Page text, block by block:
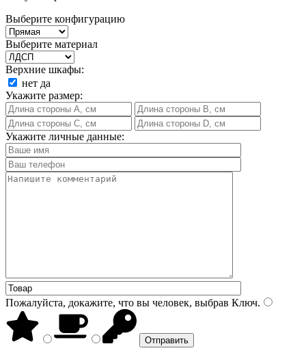
Выберите конфигурацию
Выберите материал
Верхние шкафы:
нет да
Укажите размер:
Укажите личные данные:
Пожалуйста, докажите, что вы человек, выбрав Ключ.